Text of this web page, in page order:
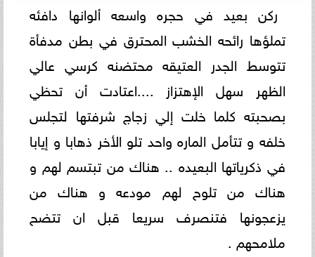
ركن بعيد في حجره واسعه ألوانها دافئه
تملؤها رائحه الخشب المحترق في بطن مدفأة
تتوسط الجدر العتيقه محتضنه كرسي عالي
الظهر سهل الإهتزاز ....اعتادت أن تحظي
بصحبته كلما خلت إلي زجاج شرفتها لتجلس
خلفه و تتأمل الماره واحد تلو الأخر ذهابا و إيابا
في ذكرياتها البعيده .. هناك من تبتسم لهم و
هناك من تلوح لهم مودعه و هناك من
يزعجونها فتنصرف سريعا قبل ان تتضح
ملامحهم .